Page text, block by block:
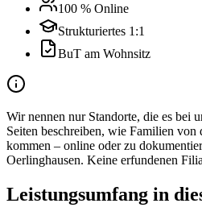
100 % Online
Strukturiertes 1:1
BuT am Wohnsitz
Wir nennen nur Standorte, die es bei
Seiten beschreiben, wie Familien von
kommen – online oder zu
Oerlinghausen. Keine erfundenen
Leistungsumfang in